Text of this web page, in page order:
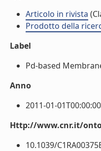
Articolo in rivista
Prodotto della
Label
Pd-based
Anno
2011-01-
Http://www.cnr.it/
10.1039/